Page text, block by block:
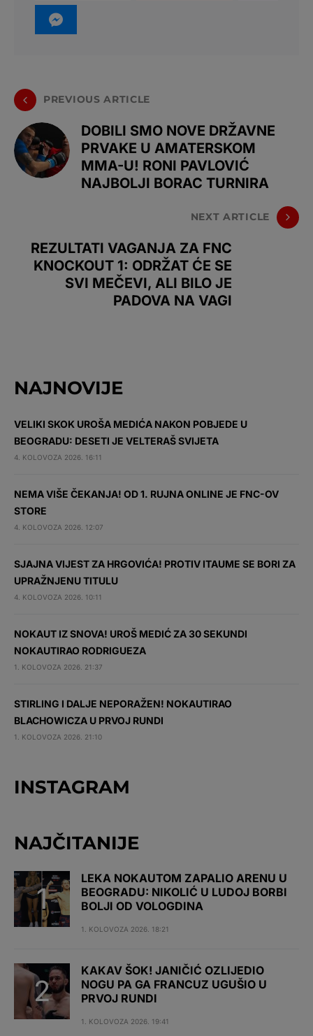
PREVIOUS ARTICLE
DOBILI SMO NOVE DRŽAVNE
PRVAKE U AMATERSKOM
MMA-U! RONI PAVLOVIĆ
NAJBOLJI BORAC TURNIRA
NEXT ARTICLE
REZULTATI VAGANJA ZA FNC
KNOCKOUT 1: ODRŽAT ĆE SE
SVI MEČEVI, ALI BILO JE
PADOVA NA VAGI
NAJNOVIJE
VELIKI SKOK UROŠA MEDIĆA NAKON POBJEDE U
BEOGRADU: DESETI JE VELTERAŠ SVIJETA
4. KOLOVOZA 2026. 16:11
NEMA VIŠE ČEKANJA! OD 1. RUJNA ONLINE JE FNC-OV
STORE
4. KOLOVOZA 2026. 12:07
SJAJNA VIJEST ZA HRGOVIĆA! PROTIV ITAUME SE BORI ZA
UPRAŽNJENU TITULU
4. KOLOVOZA 2026. 10:11
NOKAUT IZ SNOVA! UROŠ MEDIĆ ZA 30 SEKUNDI
NOKAUTIRAO RODRIGUEZA
1. KOLOVOZA 2026. 21:37
STIRLING I DALJE NEPORAŽEN! NOKAUTIRAO
BLACHOWICZA U PRVOJ RUNDI
1. KOLOVOZA 2026. 21:10
INSTAGRAM
NAJČITANIJE
LEKA NOKAUTOM ZAPALIO ARENU U
BEOGRADU: NIKOLIĆ U LUDOJ BORBI
BOLJI OD VOLOGDINA
1. KOLOVOZA 2026. 18:21
KAKAV ŠOK! JANIČIĆ OZLIJEDIO
NOGU PA GA FRANCUZ UGUŠIO U
PRVOJ RUNDI
1. KOLOVOZA 2026. 19:41